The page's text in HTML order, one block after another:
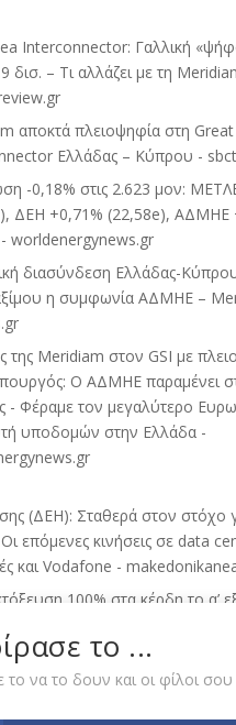
Interconnector: Γαλλική
δισ. – Τι αλλάζει με τη
αποκτά πλειοψηφία στη Great
Ελλάδας – Κύπρου -
-0,18% στις 2.623 μον:
ΔΕΗ +0,71% (22,58e), ΑΔΜΗΕ
worldenergynews.gr
διασύνδεση Ελλάδας-
η συμφωνία ΑΔΜΗΕ –
της Meridiam στον GSI με
Ο ΑΔΜΗΕ παραμένει
- Φέραμε τον μεγαλύτερο
υποδομών στην Ελλάδα -
(ΔΕΗ): Σταθερά στον στόχο
επόμενες κινήσεις σε data
και Vodafone -
100% στα κέρδη το α’
(CEO) - bankingnews.gr
επενδυτές: Σε τροχιά
το ...
το να το δουν και οι φίλοι σου